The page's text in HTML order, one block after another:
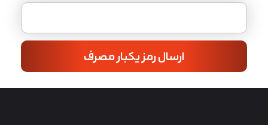
ارسال رمز یکبار مصرف